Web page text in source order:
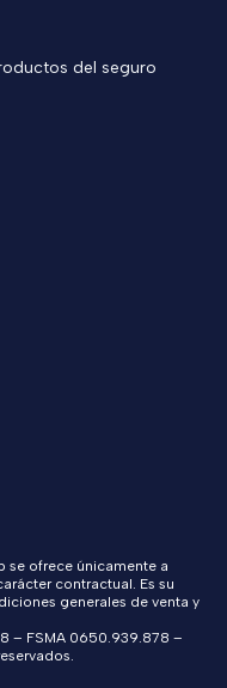
del seguro
se ofrece únicamente a
contractual. Es su
generales de venta y
– FSMA 0650.939.878 –